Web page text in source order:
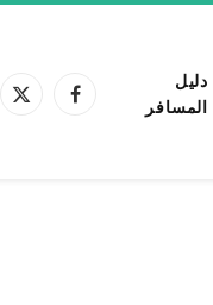
دليل
المسافر
فيسبوكX